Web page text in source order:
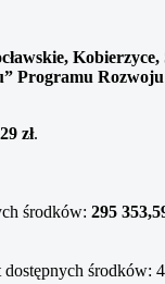
Programu
zł.
środków: 295
środków: